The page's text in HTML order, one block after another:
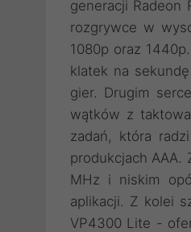
generacji Radeon
rozgrywce w
1080p oraz
klatek na
gier. Drugim
wątków z
zadań, która
produkcjach AAA.
MHz i niskim
aplikacji. Z kolei
VP4300 Lite -